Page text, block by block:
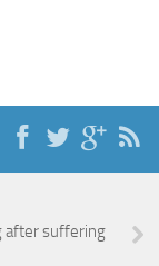
after suffering